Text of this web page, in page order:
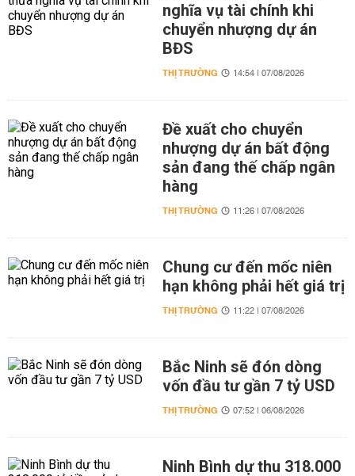
nghĩa vụ tài chính khi
chuyển nhượng dự án
BĐS
THỊ TRƯỜNG 14:54 | 07/08/2026
Đề xuất cho chuyển
nhượng dự án bất động
sản đang thế chấp ngân
hàng
THỊ TRƯỜNG 11:26 | 07/08/2026
Chung cư đến mốc niên
hạn không phải hết giá trị
THỊ TRƯỜNG 11:22 | 07/08/2026
Bắc Ninh sẽ đón dòng
vốn đầu tư gần 7 tỷ USD
THỊ TRƯỜNG 07:52 | 06/08/2026
Ninh Bình dự thu 318.000